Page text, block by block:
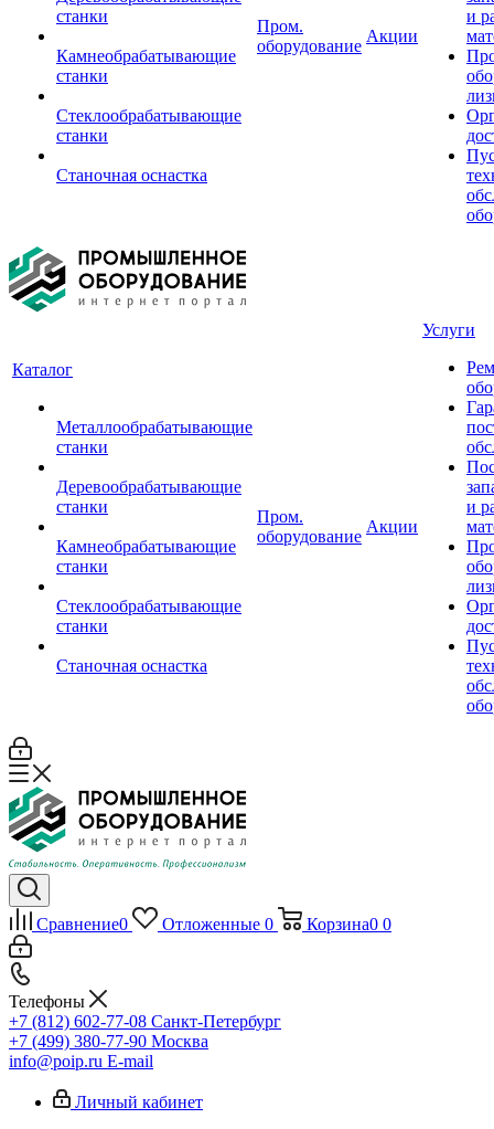
станки
Камнеобрабатывающие
станки
Стеклообрабатывающие
станки
Станочная оснастка
Пром.
оборудование
Акции
и
Каталог
Металлообрабатывающие
станки
Деревообрабатывающие
станки
Камнеобрабатывающие
станки
Стеклообрабатывающие
станки
Станочная оснастка
Пром.
оборудование
Акции
Услуги
и
Сравнение0 Отложенные 0 Корзина0 0
Телефоны
+7 (812) 602-77-08 Санкт-Петербург
+7 (499) 380-77-90 Москва
info@poip.ru E-mail
Личный кабинет